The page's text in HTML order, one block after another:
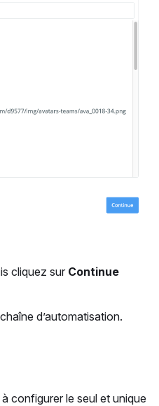
cliquez sur Continue
d’automatisation.
configurer le seul et unique